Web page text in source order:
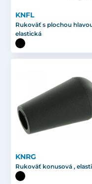
KNFL
Rukoväť s plochou
elastická
KNRG
Rukoväť konusová ,